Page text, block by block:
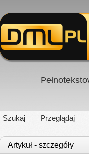
Szukaj Przeglądaj
Artykuł - szczegóły